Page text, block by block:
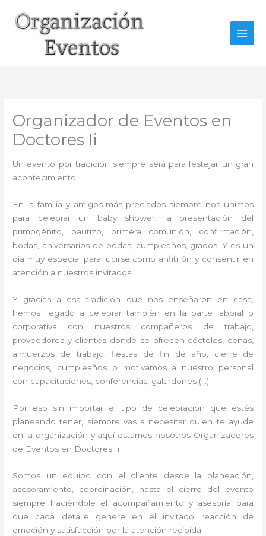
contenido
Organizador de Eventos en
Doctores Ii
Un evento por tradición siempre será para festejar un gran
acontecimiento.
En la familia y amigos más preciados siempre nos unimos
para celebrar un baby shower, la presentación del
primogénito, bautizo, primera comunión, confirmación,
bodas, aniversarios de bodas, cumpleaños, grados. Y es un
día muy especial para lucirse como anfitrión y consentir en
atención a nuestros invitados.
Y gracias a esa tradición que nos enseñaron en casa,
hemos llegado a celebrar también en la parte laboral o
corporativa con nuestros compañeros de trabajo,
proveedores y clientes donde se ofrecen cócteles, cenas,
almuerzos de trabajo, fiestas de fin de año, cierre de
negocios, cumpleaños o motivamos a nuestro personal
con capacitaciones, conferencias, galardones (…)
Por eso sin importar el tipo de celebración que estés
planeando tener, siempre vas a necesitar quien te ayude
en la organización y aquí estamos nosotros Organizadores
de Eventos en Doctores Ii
Somos un equipo con el cliente desde la planeación,
asesoramiento, coordinación, hasta el cierre del evento
siempre haciéndole el acompañamiento y asesoría para
que cada detalle genere en el invitado reacción de
emoción y satisfacción por la atención recibida.